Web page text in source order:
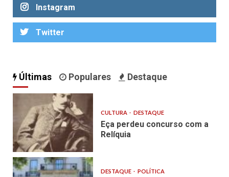
Instagram
Twitter
Últimas Populares Destaque
CULTURA DESTAQUE
Eça perdeu concurso com a
Relíquia
DESTAQUE POLÍTICA